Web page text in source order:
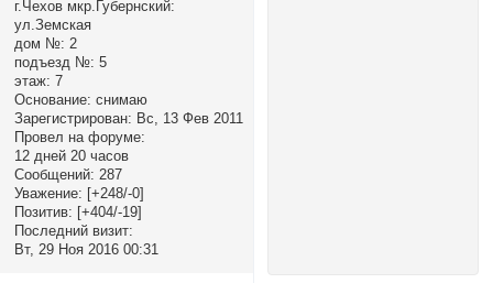
г.Чехов мкр.Губернский:
ул.Земская
дом №: 2
подъезд №: 5
этаж: 7
Основание: снимаю
Зарегистрирован: Вс, 13 Фев 2011
Провел на форуме:
12 дней 20 часов
Сообщений: 287
Уважение: [+248/-0]
Позитив: [+404/-19]
Последний визит:
Вт, 29 Ноя 2016 00:31